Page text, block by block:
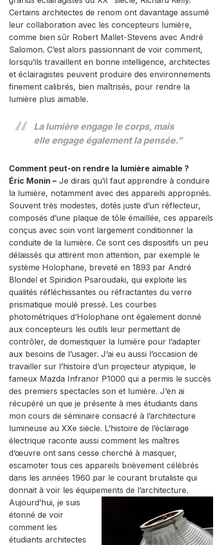
Certains architectes de renom ont davantage assumé
leur collaboration avec les concepteurs lumière,
comme bien sûr Robert Mallet-Stevens avec André
Salomon. C’est alors passionnant de voir comment,
lorsqu’ils travaillent en bonne intelligence, architectes
et éclairagistes peuvent produire des environnements
finement calibrés, bien maîtrisés, pour rendre la
lumière plus aimable.
La lumière engage le corps, mais
elle engage également la pensée.”
Comment peut-on rendre la lumière aimable ?
Éric Monin –Je dirais qu’il faut apprendre à conduire
la lumière, notamment avec des appareils appropriés.
Souvent très modestes, dotés juste d’un réflecteur,
composés d’une plaque de tôle émaillée, ces appareils
conçus avec soin vont largement conditionner la
conduite de la lumière. Ce sont ces dispositifs un peu
délaissés qui attirent mon attention, par exemple le
système Holophane, breveté en 1893 par André
Blondel et Spiridion Psaroudaki, qui exploite les
qualités réfléchissantes ou réfractantes du verre
prismatique moulé pressé. Les courbes
photométriques d’Holophane ont également donné
aux concepteurs les outils leur permettant de
contrôler, de domestiquer la lumière pour l’adapter
aux besoins de l’usager. J’ai eu aussi l’occasion de
travailler sur l’histoire d’un projecteur atypique, le
fameux Mazda Infranor P1000 qui a permis le succès
des premiers spectacles son et lumière. J’en ai
récupéré un que je présente à mes étudiants dans
mon cours de séminaire consacré à l’architecture
lumineuse au XXe siècle. L’histoire de l’éclairage
électrique raconte aussi comment les maîtres
d’œuvre ont sans cesse cherché à masquer,
escamoter tous ces appareils brièvement célébrés
dans les années 1960 par le courant brutaliste qui
donnait à voir les équipements de l’architecture.
Aujourd’hui, je suis
étonné de voir
comment les
étudiants architectes